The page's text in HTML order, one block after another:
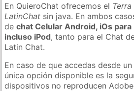
En QuieroChat ofrecemos el
LatinChat sin java. En ambos
dechat Celular Android, iOs para
incluso iPod, tanto para el Chat
Latin Chat.
En caso de que accedas desde
única opción disponible es la
dispositivos no reproducen Adobe